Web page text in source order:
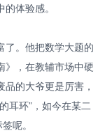
体验感。
了。他把数学大题的
》，在教辅市场中硬
的大爷更是厉害，
耳环”，如今在某二
呢。